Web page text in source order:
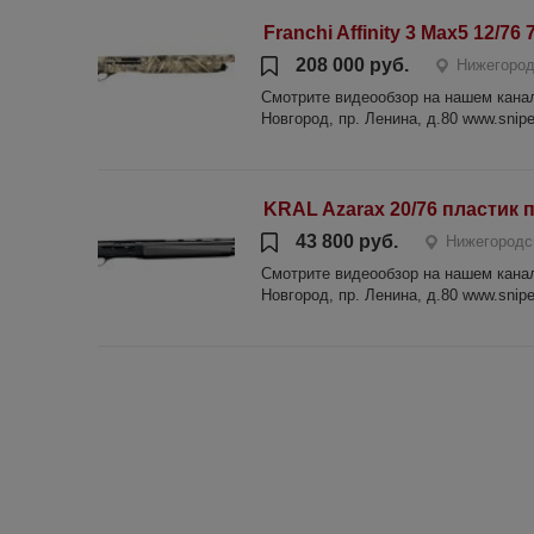
Franchi Affinity 3 Max5 12/76
208 000 руб.
Смотрите видеообзор на нашем
Новгород, пр. Ленина, д.80
KRAL Azarax 20/76
43 800 руб.
Смотрите видеообзор на нашем
Новгород, пр. Ленина, д.80